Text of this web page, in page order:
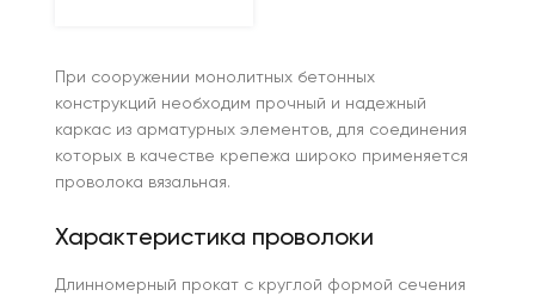
При сооружении монолитных бетонных
конструкций необходим прочный и надежный
каркас из арматурных элементов, для соединения
которых в качестве крепежа широко применяется
проволока вязальная.
Характеристика проволоки
Длинномерный прокат с круглой формой сечения